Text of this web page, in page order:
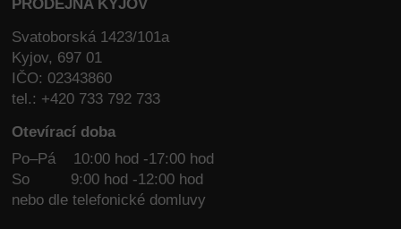
PRODEJNA KYJOV
Svatoborská 1423/101a
Kyjov, 697 01
IČO: 02343860
tel.: +420 733 792 733
Otevírací doba
Po–Pá 10:00 hod -17:00 hod
So
9:00 hod -12:00 hod
nebo dle telefonické domluvy